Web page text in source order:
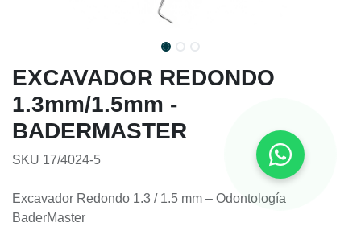
EXCAVADOR REDONDO
1.3mm/1.5mm -
BADERMASTER
SKU 17/4024-5
Excavador Redondo 1.3 / 1.5 mm – Odontología
BaderMaster